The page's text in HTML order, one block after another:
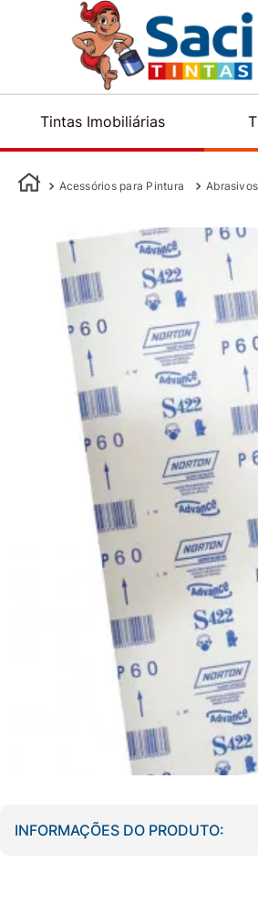
Tintas Imobiliárias
Acessórios para Pintura Abrasivos
INFORMAÇÕES DO PRODUTO: